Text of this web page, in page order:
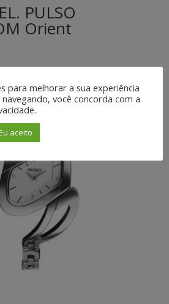
PULSO
Orient
para melhorar a sua experiência
você concorda com a
aceito